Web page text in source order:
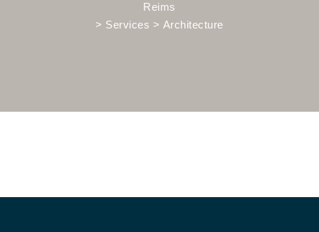
Reims
> Services > Architecture